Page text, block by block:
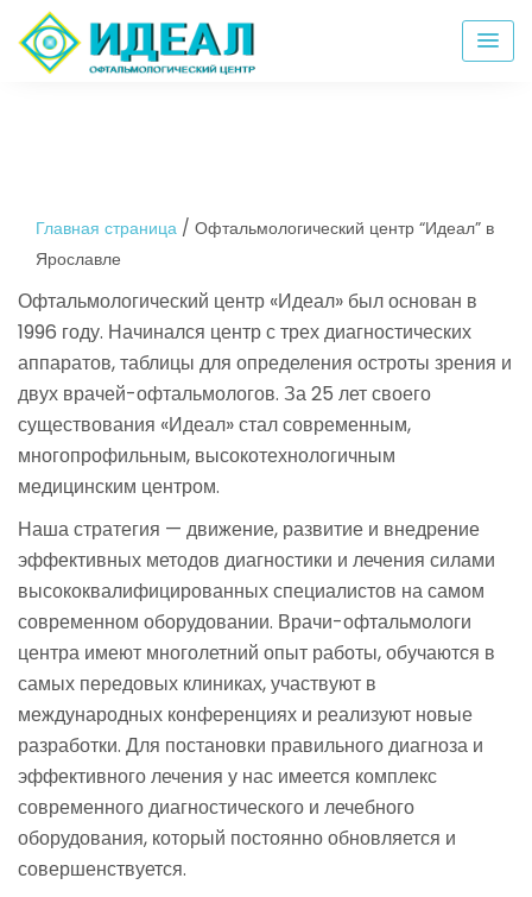
Главная страница / Офтальмологический центр “Идеал” в
Ярославле
Офтальмологический центр «Идеал» был основан в
1996 году. Начинался центр с трех диагностических
аппаратов, таблицы для определения остроты зрения и
двух врачей-офтальмологов. За 25 лет своего
существования «Идеал» стал современным,
многопрофильным, высокотехнологичным
медицинским центром.
Наша стратегия — движение, развитие и внедрение
эффективных методов диагностики и лечения силами
высококвалифицированных специалистов на самом
современном оборудовании. Врачи-офтальмологи
центра имеют многолетний опыт работы, обучаются в
самых передовых клиниках, участвуют в
международных конференциях и реализуют новые
разработки. Для постановки правильного диагноза и
эффективного лечения у нас имеется комплекс
современного диагностического и лечебного
оборудования, который постоянно обновляется и
совершенствуется.